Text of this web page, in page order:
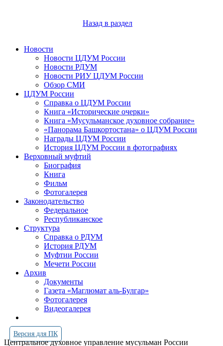
Назад в раздел
Новости
Новости ЦДУМ России
Новости РДУМ
Новости РИУ ЦДУМ России
Обзор СМИ
ЦДУМ России
Справка о ЦДУМ России
Книга «Исторические очерки»
Книга «Мусульманское духовное собрание»
«Панорама Башкортостана» о ЦДУМ России
Награды ЦДУМ России
История ЦДУМ России в фотографиях
Верховный муфтий
Биография
Книга
Фильм
Фотогалерея
Законодательство
Федеральное
Республиканское
Структура
Справка о РДУМ
История РДУМ
Муфтии России
Мечети России
Архив
Документы
Газета «Маглюмат аль-Булгар»
Фотогалерея
Видеогалерея
Версия для ПК
Центральное духовное управление мусульман России